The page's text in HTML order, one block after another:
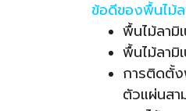
ข้อดีของพื้นไม้ล
พื้นไม้ลามิ
พื้นไม้ลามิ
การติดตั้
ตัวแผ่นสา